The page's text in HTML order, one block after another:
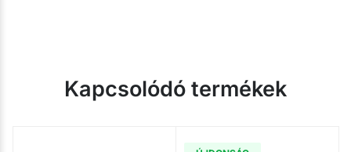
Kapcsolódó termékek